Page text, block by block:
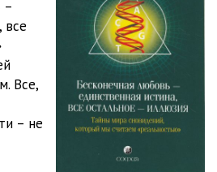
на Общество 1:24:15
1:23:58
–
все
Все,
– не